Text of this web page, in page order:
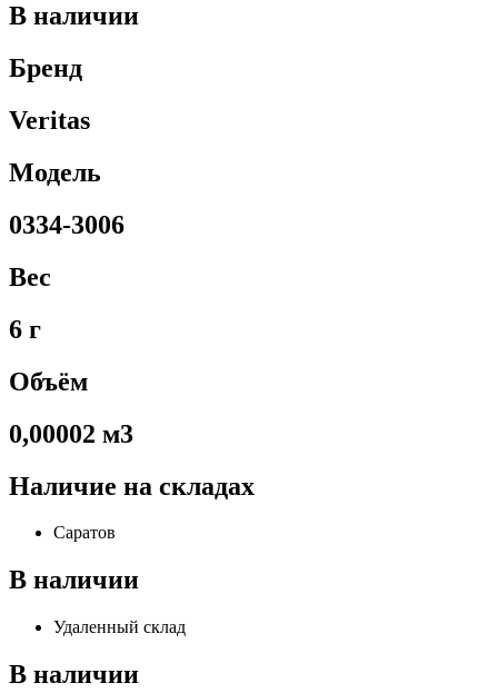
В наличии
Бренд
Veritas
Модель
0334-3006
Вес
6 г
Объём
0,00002 м3
Наличие на складах
Саратов
В наличии
Удаленный склад
В наличии